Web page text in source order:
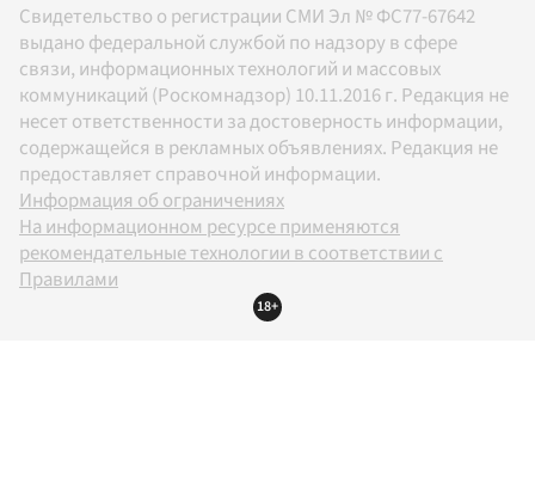
Свидетельство о регистрации СМИ Эл № ФС77-67642
выдано федеральной службой по надзору в сфере
связи, информационных технологий и массовых
коммуникаций (Роскомнадзор) 10.11.2016 г. Редакция не
несет ответственности за достоверность информации,
содержащейся в рекламных объявлениях. Редакция не
предоставляет справочной информации.
Информация об ограничениях
На информационном ресурсе применяются
рекомендательные технологии в соответствии с
Правилами
18+